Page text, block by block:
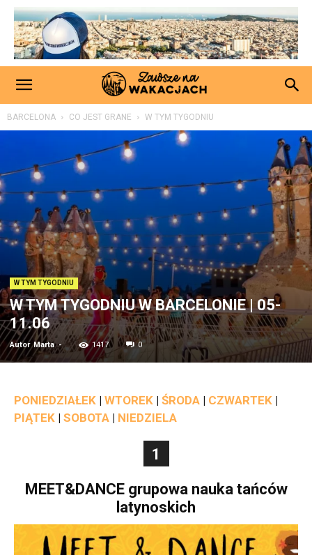
BARCELONA CO JEST GRANE W TYM TYGODNIU
W TYM TYGODNIU
W TYM TYGODNIU W BARCELONIE | 05-
11.06
Autor Marta - 1417 0
PONIEDZIAŁEK | WTOREK | ŚRODA | CZWARTEK |
PIĄTEK | SOBOTA | NIEDZIELA
1
MEET&DANCE grupowa nauka tańców
latynoskich